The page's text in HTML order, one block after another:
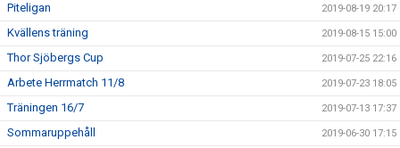
Piteligan 2019-08-19 20:17
Kvällens träning 2019-08-15 15:00
Thor Sjöbergs Cup 2019-07-25 22:16
Arbete Herrmatch 11/8 2019-07-23 18:05
Träningen 16/7 2019-07-13 17:37
Sommaruppehåll 2019-06-30 17:15